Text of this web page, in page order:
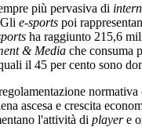
più pervasiva di
e-sports poi
ha raggiunto 215,6
& Media che consuma
il 45 per cento sono
ascesa e crescita
l'attività di playere